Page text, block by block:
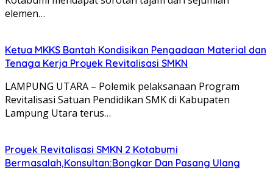
elemen…
Ketua MKKS Bantah Kondisikan Pengadaan Material dan
Tenaga Kerja Proyek Revitalisasi SMKN
LAMPUNG UTARA – Polemik pelaksanaan Program
Revitalisasi Satuan Pendidikan SMK di Kabupaten
Lampung Utara terus…
Proyek Revitalisasi SMKN 2 Kotabumi
Bermasalah,Konsultan:Bongkar Dan Pasang Ulang